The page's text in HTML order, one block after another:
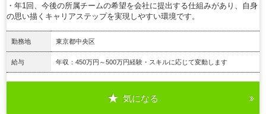
・年1回、今後の所属チームの希望を会社に提出する仕組みがあり、自身
の思い描くキャリアステップを実現しやすい環境です。
勤務地 東京都中央区
給与 年収：450万円～500万円経験・スキルに応じて変動します
気になる